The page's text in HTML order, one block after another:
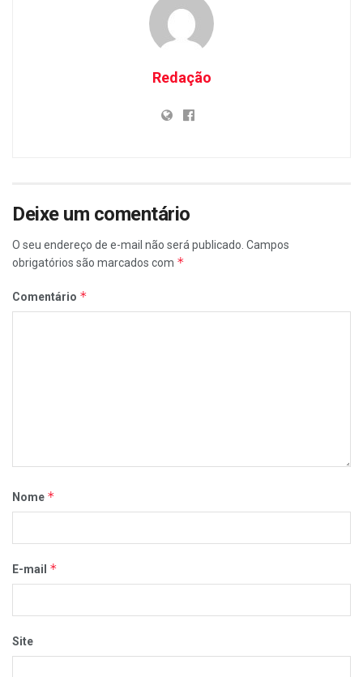
Redação
Deixe um comentário
O seu endereço de e-mail não será publicado. Campos
obrigatórios são marcados com *
Comentário *
Nome *
E-mail *
Site